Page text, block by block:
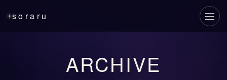
soraru
メニ
ARCHIVE